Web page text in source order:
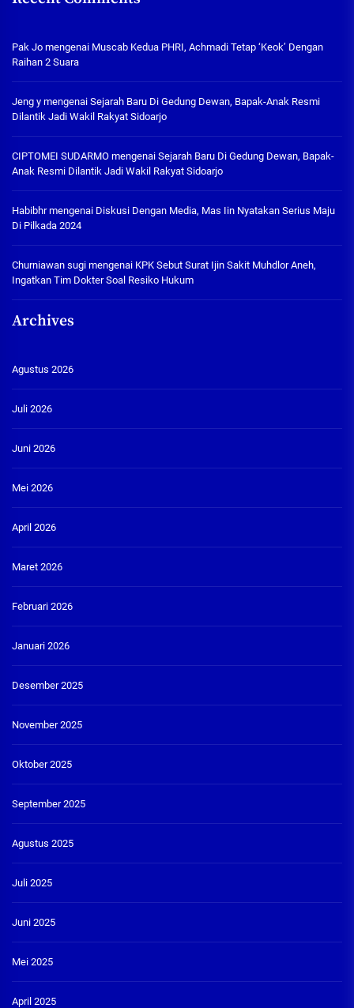
Pak Jo mengenai Muscab Kedua PHRI, Achmadi Tetap ‘Keok’ Dengan
Raihan 2 Suara
Jeng y mengenai Sejarah Baru Di Gedung Dewan, Bapak-Anak Resmi
Dilantik Jadi Wakil Rakyat Sidoarjo
CIPTOMEI SUDARMO mengenai Sejarah Baru Di Gedung Dewan, Bapak-
Anak Resmi Dilantik Jadi Wakil Rakyat Sidoarjo
Habibhrmengenai Diskusi Dengan Media, Mas Iin Nyatakan Serius Maju
Di Pilkada 2024
Churniawan sugi mengenai KPK Sebut Surat Ijin Sakit Muhdlor Aneh,
Ingatkan Tim Dokter Soal Resiko Hukum
Archives
Agustus 2026
Juli 2026
Juni 2026
Mei 2026
April 2026
Maret 2026
Februari 2026
Januari 2026
Desember 2025
November 2025
Oktober 2025
September 2025
Agustus 2025
Juli 2025
Juni 2025
Mei 2025
April 2025